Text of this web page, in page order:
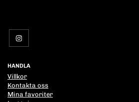
HANDLA
Villkor
Kontakta oss
Mina favoriter